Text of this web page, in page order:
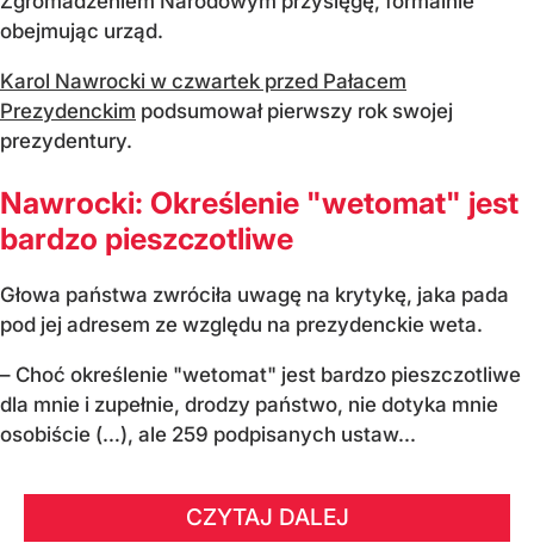
obejmując urząd.
Karol Nawrocki w czwartek przed Pałacem
Prezydenckim podsumował pierwszy rok swojej
prezydentury.
Nawrocki: Określenie "wetomat" jest
bardzo pieszczotliwe
Głowa państwa zwróciła uwagę na krytykę, jaka pada
pod jej adresem ze względu na prezydenckie weta.
– Choć określenie "wetomat" jest bardzo pieszczotliwe
dla mnie i zupełnie, drodzy państwo, nie dotyka mnie
osobiście (…), ale 259 podpisanych ustaw...
CZYTAJ DALEJ